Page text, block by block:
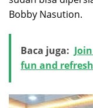
Bobby Nasution.
Baca juga:
fun and